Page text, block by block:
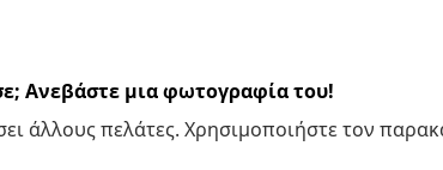
Ανεβάστε μια φωτογραφία του!
άλλους πελάτες. Χρησιμοποιήστε τον